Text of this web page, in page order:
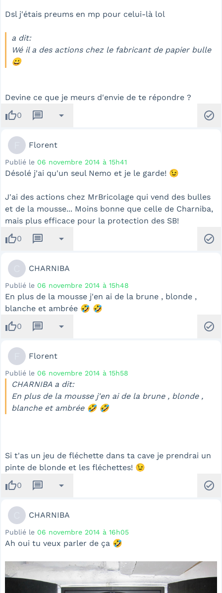
Dsl j'étais preums en mp pour celui-là lol
a dit:
Wé il a des actions chez le fabricant de papier bulle
😀
Devine ce que je meurs d'envie de te répondre ?
thumb_up0 message arrow_drop_down check_circle
Florent
Publié le 06 novembre 2014 à 15h41
Désolé j'ai qu'un seul Nemo et je le garde! 😉
J'ai des actions chez MrBricolage qui vend des bulles
et de la mousse... Moins bonne que celle de Charniba,
mais plus efficace pour la protection des SB!
thumb_up0 message arrow_drop_down check_circle
CHARNIBA
Publié le 06 novembre 2014 à 15h48
En plus de la mousse j'en ai de la brune , blonde ,
blanche et ambrée 🤣 🤣
thumb_up0 message arrow_drop_down check_circle
Florent
Publié le 06 novembre 2014 à 15h58
CHARNIBA a dit:
En plus de la mousse j'en ai de la brune , blonde ,
blanche et ambrée 🤣 🤣
Si t'as un jeu de fléchette dans ta cave je prendrai un
pinte de blonde et les fléchettes! 😉
thumb_up0 message arrow_drop_down check_circle
CHARNIBA
Publié le 06 novembre 2014 à 16h05
Ah oui tu veux parler de ça 🤣